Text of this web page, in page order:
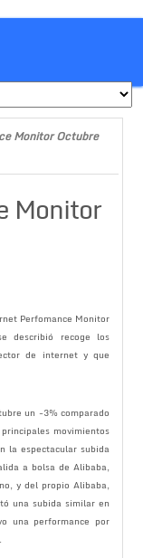
Monitor Octubre
Monitor
Perfomance Monitor
describió recoge los
de internet y que
un -3% comparado
movimientos
la espectacular subida
a bolsa de Alibaba,
y del propio Alibaba,
una subida similar en
una performance por